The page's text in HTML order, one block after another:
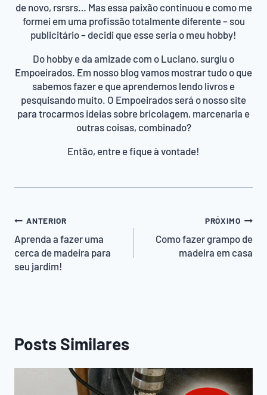
de novo, rsrsrs… Mas essa paixão continuou e como me
formei em uma profissão totalmente diferente – sou
publicitário – decidi que esse seria o meu hobby!
Do hobby e da amizade com o Luciano, surgiu o
Empoeirados. Em nosso blog vamos mostrar tudo o que
sabemos fazer e que aprendemos lendo livros e
pesquisando muito. O Empoeirados será o nosso site
para trocarmos ideias sobre bricolagem, marcenaria e
outras coisas, combinado?
Então, entre e fique à vontade!
Navegação
de
Post
ANTERIOR
Aprenda a fazer uma
cerca de madeira para
seu jardim!
PRÓXIMO
Como fazer grampo de
madeira em casa
Posts Similares